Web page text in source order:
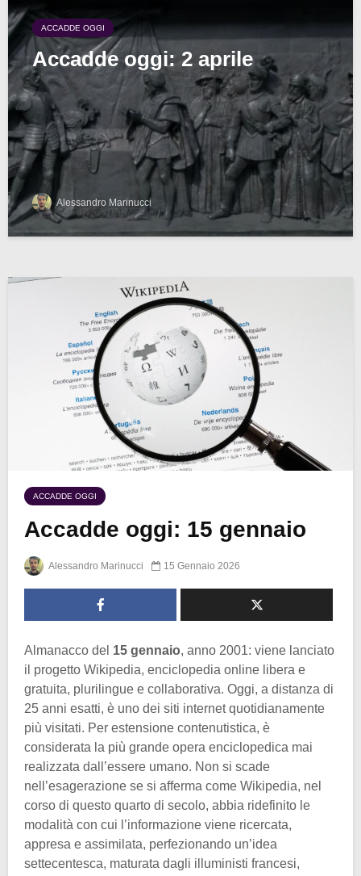
ACCADDE OGGI
Accadde oggi: 2 aprile
Alessandro Marinucci
ACCADDE OGGI
Accadde oggi: 15 gennaio
Alessandro Marinucci 15 Gennaio 2026
Almanacco del 15 gennaio, anno 2001: viene lanciato
il progetto Wikipedia, enciclopedia online libera e
gratuita, plurilingue e collaborativa. Oggi, a distanza di
25 anni esatti, è uno dei siti internet quotidianamente
più visitati. Per estensione contenutistica, è
considerata la più grande opera enciclopedica mai
realizzata dall’essere umano. Non si scade
nell’esagerazione se si afferma come Wikipedia, nel
corso di questo quarto di secolo, abbia ridefinito le
modalità con cui l’informazione viene ricercata,
appresa e assimilata, perfezionando un’idea
settecentesca, maturata dagli illuministi francesi,